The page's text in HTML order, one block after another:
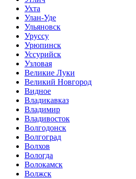
Ухта
Улан-Уде
Ульяновск
Уруссу
Урюпинск
Уссурийск
Узловая
Великие Луки
Великий Новгород
Видное
Владикавказ
Владимир
Владивосток
Волгодонск
Волгоград
Волхов
Вологда
Волокамск
Волжск